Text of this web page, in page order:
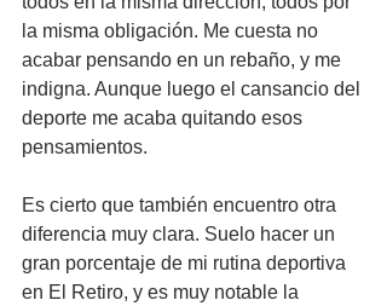
la misma obligación. Me cuesta no
acabar pensando en un rebaño, y me
indigna. Aunque luego el cansancio del
deporte me acaba quitando esos
pensamientos.
Es cierto que también encuentro otra
diferencia muy clara. Suelo hacer un
gran porcentaje de mi rutina deportiva
en El Retiro, y es muy notable la